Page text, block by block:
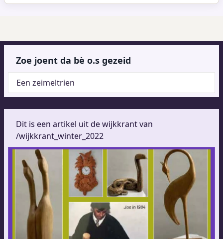
Zoe joent da bè o.s gezeid
Een zeimeltrien
Dit is een artikel uit de wijkkrant van
/wijkkrant_winter_2022